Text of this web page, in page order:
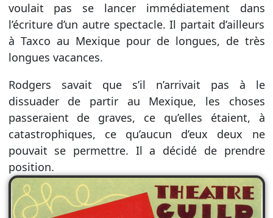
voulait pas se lancer immédiatement dans
l’écriture d’un autre spectacle. Il partait d’ailleurs
à Taxco au Mexique pour de longues, de très
longues vacances.
Rodgers savait que s’il n’arrivait pas à le
dissuader de partir au Mexique, les choses
passeraient de graves, ce qu’elles étaient, à
catastrophiques, ce qu’aucun d’eux deux ne
pouvait se permettre. Il a décidé de prendre
position.